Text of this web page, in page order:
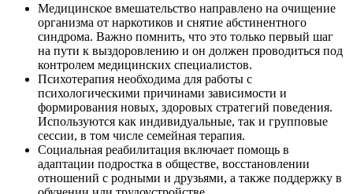
Медицинское вмешательство направлено на очищение
организма от наркотиков и снятие абстинентного
синдрома. Важно помнить, что это только первый шаг
на пути к выздоровлению и он должен проводиться под
контролем медицинских специалистов.
Психотерапия необходима для работы с
психологическими причинами зависимости и
формирования новых, здоровых стратегий поведения.
Используются как индивидуальные, так и групповые
сессии, в том числе семейная терапия.
Социальная реабилитация включает помощь в
адаптации подростка в обществе, восстановлении
отношений с родными и друзьями, а также поддержку в